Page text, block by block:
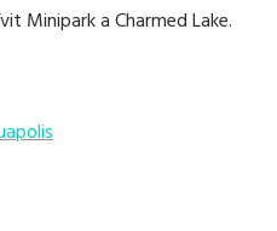
Minipark a Charmed Lake.